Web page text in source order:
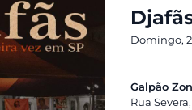
Domingo,
Galpão
Rua